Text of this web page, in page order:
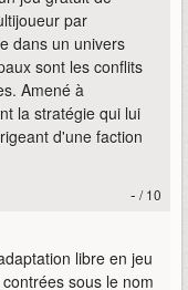
par
dans un univers
sont les conflits
Amené à
la stratégie qui lui
d'une faction
- / 10
libre en jeu
sous le nom